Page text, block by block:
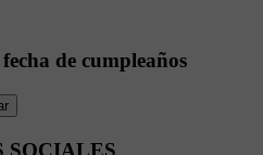
de cumpleaños
SOCIALES